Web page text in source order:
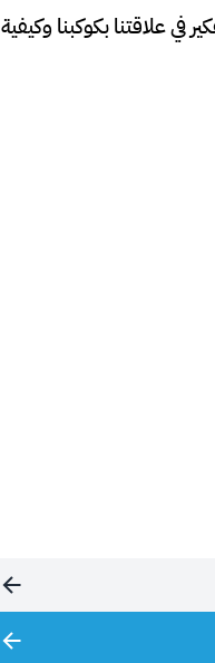
في علاقتنا بكوكبنا وكيفية